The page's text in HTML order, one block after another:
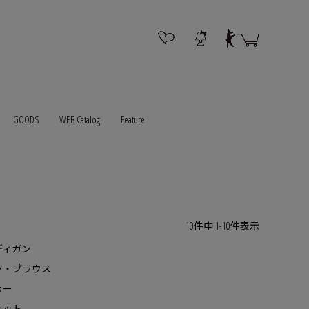
GOODS WEB Catalog Feature
10件中 1-10件表示
ガン
・ブラウス